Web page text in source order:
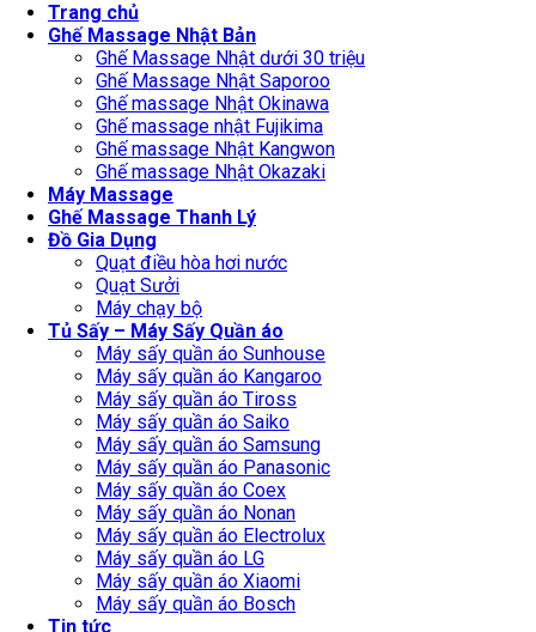
Trang chủ
Ghế Massage Nhật Bản
Ghế Massage Nhật dưới 30 triệu
Ghế Massage Nhật Saporoo
Ghế massage Nhật Okinawa
Ghế massage nhật Fujikima
Ghế massage Nhật Kangwon
Ghế massage Nhật Okazaki
Máy Massage
Ghế Massage Thanh Lý
Đồ Gia Dụng
Quạt điều hòa hơi nước
Quạt Sưởi
Máy chạy bộ
Tủ Sấy – Máy Sấy Quần áo
Máy sấy quần áo Sunhouse
Máy sấy quần áo Kangaroo
Máy sấy quần áo Tiross
Máy sấy quần áo Saiko
Máy sấy quần áo Samsung
Máy sấy quần áo Panasonic
Máy sấy quần áo Coex
Máy sấy quần áo Nonan
Máy sấy quần áo Electrolux
Máy sấy quần áo LG
Máy sấy quần áo Xiaomi
Máy sấy quần áo Bosch
Tin tức